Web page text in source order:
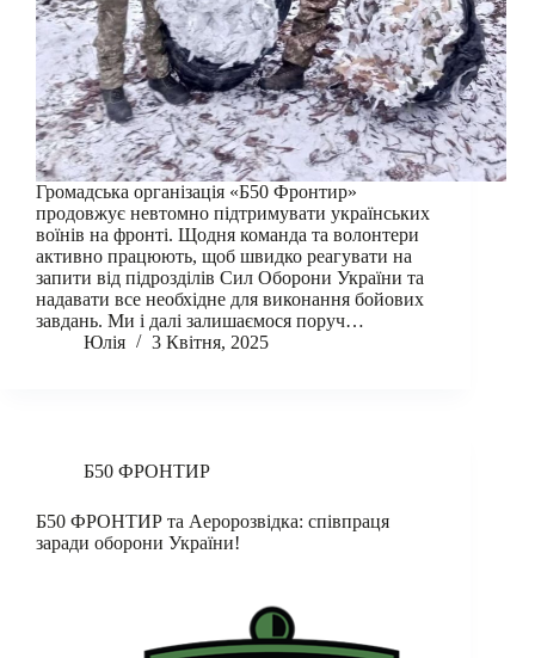
Громадська організація «Б50 Фронтир»
продовжує невтомно підтримувати українських
воїнів на фронті. Щодня команда та волонтери
активно працюють, щоб швидко реагувати на
запити від підрозділів Сил Оборони України та
надавати все необхідне для виконання бойових
завдань. Ми і далі залишаємося поруч…
Юлія
3 Квітня, 2025
Б50 ФРОНТИР
Б50 ФРОНТИР та Аеророзвідка: співпраця
заради оборони України!